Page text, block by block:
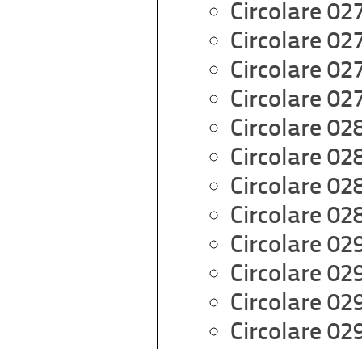
Circolare
Circolare
Circolare
Circolare
Circolare
Circolare
Circolare
Circolare
Circolare
Circolare
Circolare
Circolare